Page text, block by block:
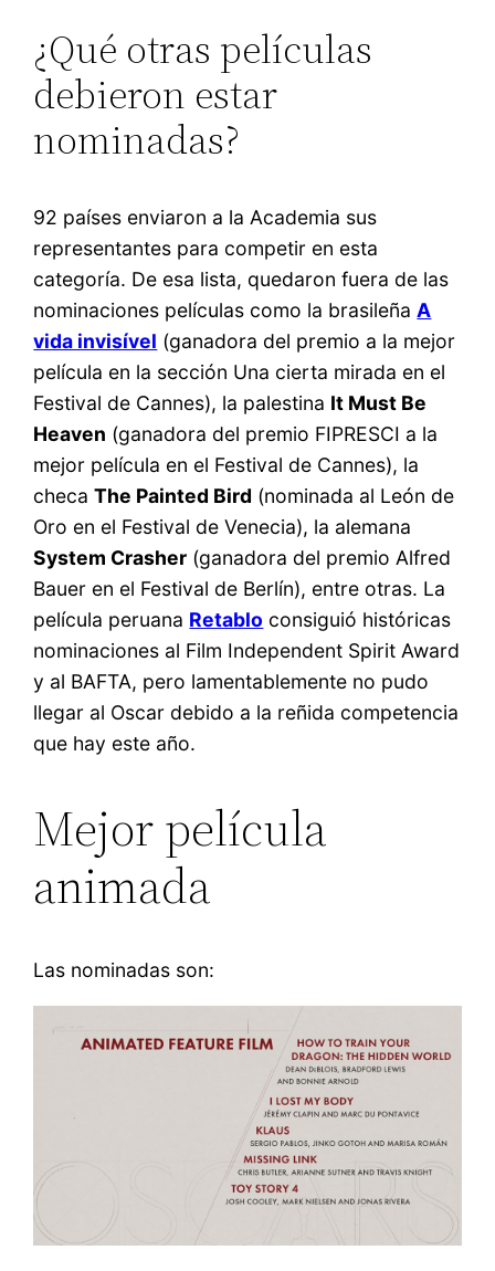
¿Qué otras películas
debieron estar
nominadas?
92 países enviaron a la Academia sus
representantes para competir en esta
categoría. De esa lista, quedaron fuera de las
nominaciones películas como la brasileña A
vida invisível (ganadora del premio a la mejor
película en la sección Una cierta mirada en el
Festival de Cannes), la palestina It Must Be
Heaven (ganadora del premio FIPRESCI a la
mejor película en el Festival de Cannes), la
checaThe Painted Bird (nominada al León de
Oro en el Festival de Venecia), la alemana
System Crasher (ganadora del premio Alfred
Bauer en el Festival de Berlín), entre otras. La
película peruana Retablo consiguió históricas
nominaciones al Film Independent Spirit Award
y al BAFTA, pero lamentablemente no pudo
llegar al Oscar debido a la reñida competencia
que hay este año.
Mejor película
animada
Las nominadas son: